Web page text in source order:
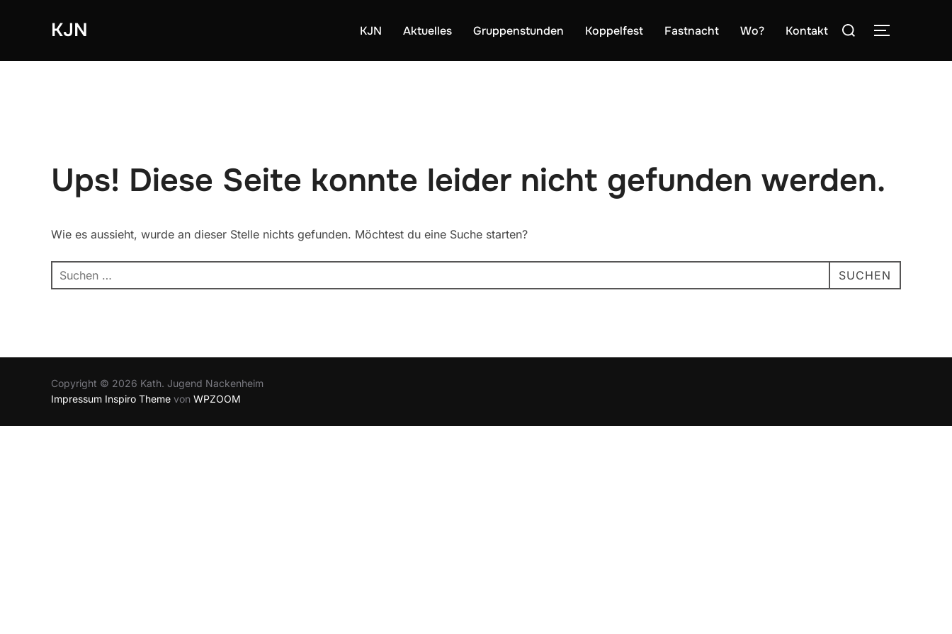
KJN KJN Aktuelles Gruppenstunden Koppelfest Fastnacht Wo? Kontakt
Suchen
Ups! Diese Seite konnte leider nicht gefunden werden.
Wie es aussieht, wurde an dieser Stelle nichts gefunden. Möchtest du eine Suche starten?
Suchen
nach:
SUCHEN
Copyright © 2026 Kath. Jugend Nackenheim
Impressum Inspiro Theme von WPZOOM